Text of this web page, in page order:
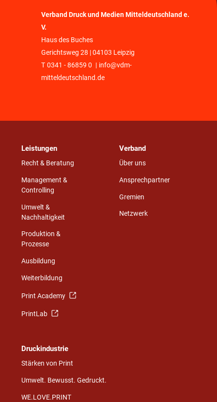
Verband Druck und Medien Mitteldeutschland e.
V.
Haus des Buches
Gerichtsweg 28 | 04103 Leipzig
T 0341 - 86859 0 | info@vdm-
mitteldeutschland.de
Leistungen
Recht & Beratung
Management &
Controlling
Umwelt &
Nachhaltigkeit
Produktion &
Prozesse
Ausbildung
Weiterbildung
Print Academy
PrintLab
Verband
Über uns
Ansprechpartner
Gremien
Netzwerk
Druckindustrie
Stärken von Print
Umwelt. Bewusst. Gedruckt.
WE.LOVE.PRINT